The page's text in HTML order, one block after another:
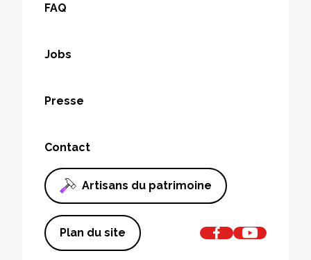
FAQ
Jobs
Presse
Contact
Artisans du patrimoine
Plan du site